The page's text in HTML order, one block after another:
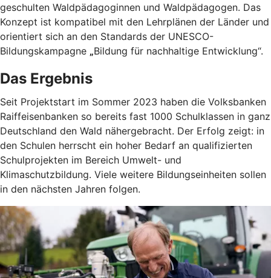
geschulten Waldpädagoginnen und Waldpädagogen. Das
Konzept ist kompatibel mit den Lehrplänen der Länder und
orientiert sich an den Standards der UNESCO-
Bildungskampagne „Bildung für nachhaltige Entwicklung“.
Das Ergebnis
Seit Projektstart im Sommer 2023 haben die Volksbanken
Raiffeisenbanken so bereits fast 1000 Schulklassen in ganz
Deutschland den Wald nähergebracht. Der Erfolg zeigt: in
den Schulen herrscht ein hoher Bedarf an qualifizierten
Schulprojekten im Bereich Umwelt- und
Klimaschutzbildung. Viele weitere Bildungseinheiten sollen
in den nächsten Jahren folgen.